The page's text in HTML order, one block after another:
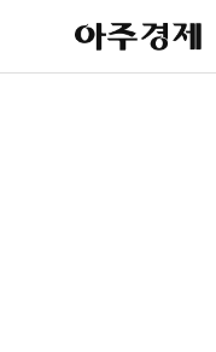
아
주
제